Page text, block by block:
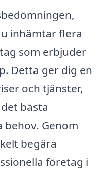
inhämtar flera
som erbjuder
Detta ger dig en
och tjänster,
bästa
Genom
begära
företag i